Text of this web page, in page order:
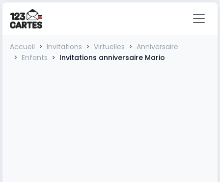
Accueil Invitations Virtuelles
Anniversaire
Enfants
Invitations anniversaire Mario